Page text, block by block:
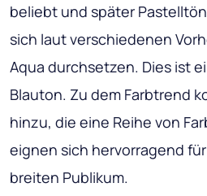
beliebt und später
sich laut verschiedenen
Aqua durchsetzen. Dies ist
Blauton. Zu dem Farbtrend
hinzu, die eine Reihe von
eignen sich hervorragend
breiten Publikum.